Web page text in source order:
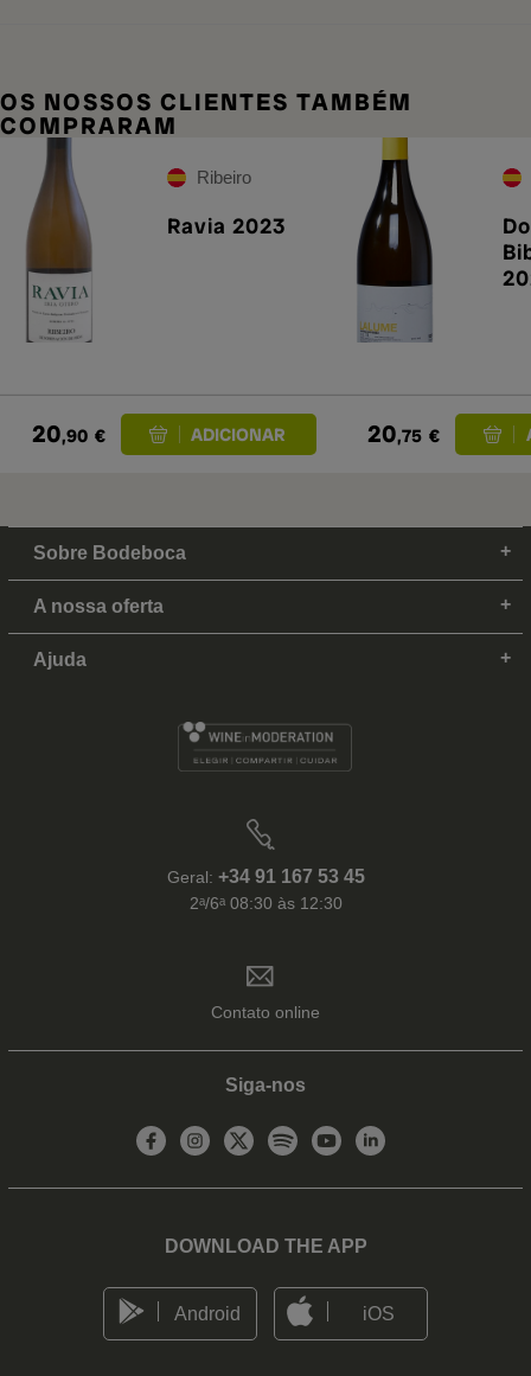
OS NOSSOS CLIENTES TAMBÉM
COMPRARAM
Ribeiro
Ravia 2023
20,90 € 20,75 €
Sobre Bodeboca
A nossa oferta
Ajuda
Geral: +34 91 167 53 45
2ᵃ/6ᵃ 08:30 às 12:30
Contato online
Siga-nos
DOWNLOAD THE APP
Android iOS